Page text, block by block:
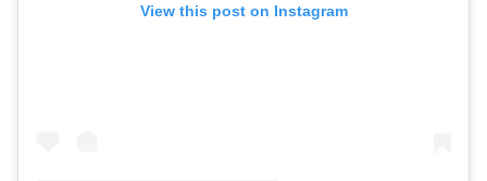
View this post on Instagram